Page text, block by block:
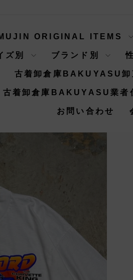
ORIGINAL ITEMS
ズ別 ブランド別
古着卸倉庫BAKUYASU卸
古着卸倉庫BAKUYASU業者
お問い合わせ